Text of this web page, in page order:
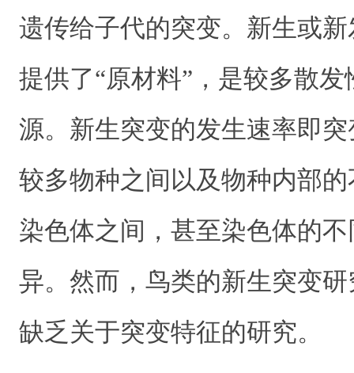
遗传给子代的突变。新生或
提供了“原材料”，是较多散
源。新生突变的发生速率即
较多物种之间以及物种内部
染色体之间，甚至染色体的
异。然而，鸟类的新生突变
缺乏关于突变特征的研究。